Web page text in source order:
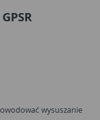
wysuszanie